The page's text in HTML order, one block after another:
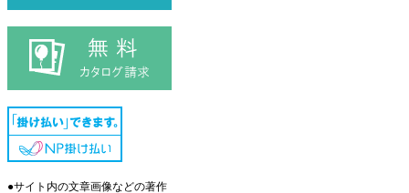
●サイト内の文章画像などの著作